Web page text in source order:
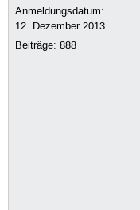
Anmeldungsdatum:
12. Dezember 2013
Beiträge:888